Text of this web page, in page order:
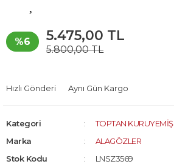
%6 5.475,00 TL
5.800,00 TL
Hızlı Gönderi Aynı Gün Kargo
Kategori
TOPTAN KURUYEMİŞ
Marka
ALAGÖZLER
Stok Kodu
LNSZ3569